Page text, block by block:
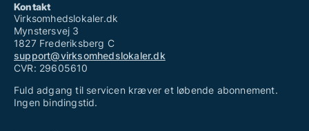
Kontakt
Virksomhedslokaler.dk
Mynstersvej 3
1827 Frederiksberg C
support@virksomhedslokaler.dk
CVR: 29605610
Fuld adgang til servicen kræver et løbende abonnement.
Ingen bindingstid.